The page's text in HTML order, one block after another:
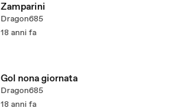
Zamparini
Dragon685
18 anni fa
Gol nona giornata
Dragon685
18 anni fa